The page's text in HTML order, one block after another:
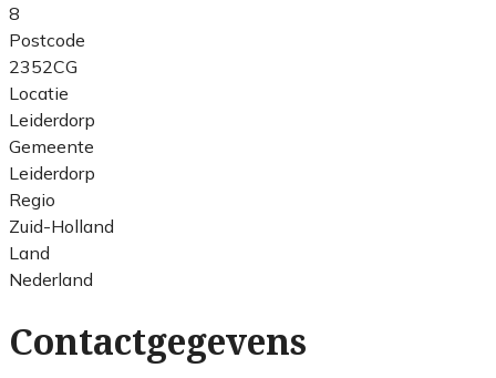
8
Postcode
2352CG
Locatie
Leiderdorp
Gemeente
Leiderdorp
Regio
Zuid-Holland
Land
Nederland
Contactgegevens